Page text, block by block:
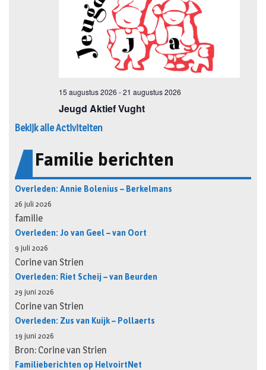
Bekijk alle Activiteiten
Familie berichten
Overleden: Annie Bolenius – Berkelmans
26 juli 2026
familie
Overleden: Jo van Geel – van Oort
9 juli 2026
Corine van Strien
Overleden: Riet Scheij – van Beurden
29 juni 2026
Corine van Strien
Overleden: Zus van Kuijk – Pollaerts
19 juni 2026
Bron: Corine van Strien
Familieberichten op HelvoirtNet